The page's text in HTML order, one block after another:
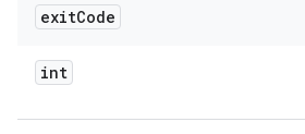
exitCode
int